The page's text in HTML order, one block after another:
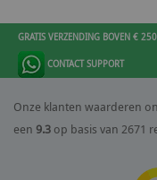
GRATIS VERZENDING BOVEN €
CONTACT SUPPORT
Onze klanten waarderen
een 9.3 op basis van 2671